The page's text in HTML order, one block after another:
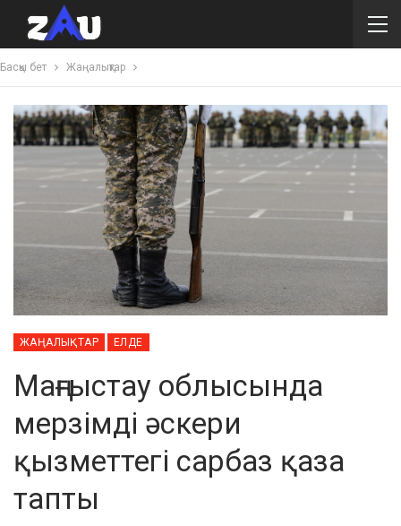
Басқы бет Жаңалықтар
ЖАҢАЛЫҚТАР ЕЛДЕ
Маңғыстау облысында
мерзімді әскери
қызметтегі сарбаз қаза
тапты